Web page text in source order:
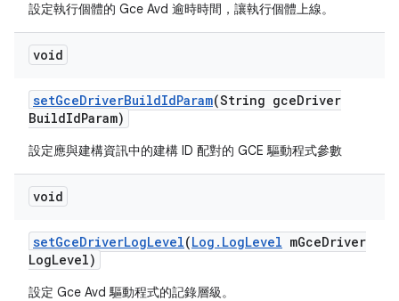
設定執行個體的 Gce Avd 逾時時間，讓執行個體上線。
void
setGceDriverBuildIdParam(String gceDriver
BuildIdParam)
設定應與建構資訊中的建構 ID 配對的 GCE 驅動程式參數
void
setGceDriverLogLevel(Log . LogLevel mGceDriver
LogLevel)
設定 Gce Avd 驅動程式的記錄層級。